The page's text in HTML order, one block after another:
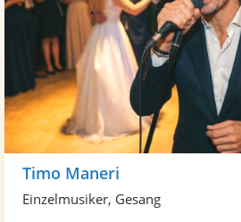
Timo Maneri
Einzelmusiker, Gesang